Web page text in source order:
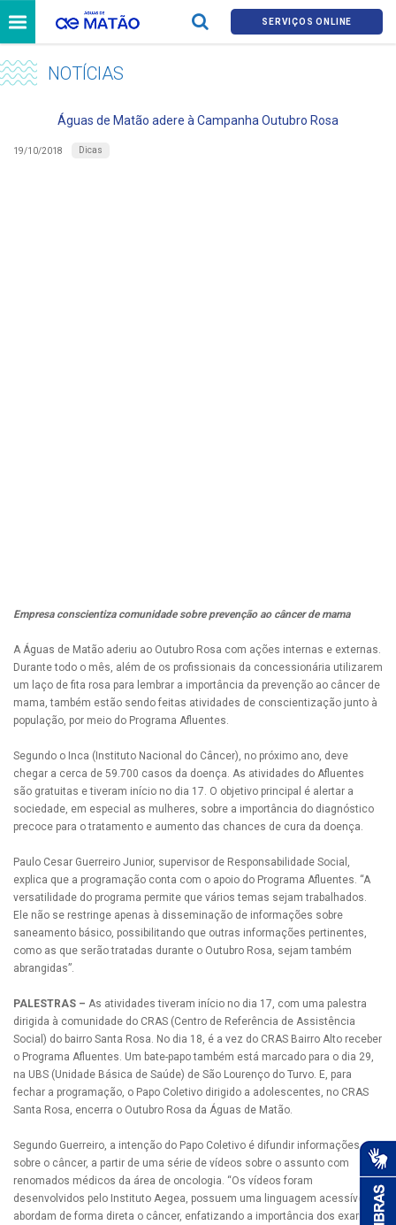
SERVIÇOS ONLINE
NOTÍCIAS
Águas de Matão adere à Campanha Outubro Rosa
19/10/2018 Dicas
Empresa conscientiza comunidade sobre prevenção ao câncer de mama
A Águas de Matão aderiu ao Outubro Rosa com ações internas e externas.
Durante todo o mês, além de os profissionais da concessionária utilizarem
um laço de fita rosa para lembrar a importância da prevenção ao câncer de
mama, também estão sendo feitas atividades de conscientização junto à
população, por meio do Programa Afluentes.
Segundo o Inca (Instituto Nacional do Câncer), no próximo ano, deve
chegar a cerca de 59.700 casos da doença. As atividades do Afluentes
são gratuitas e tiveram início no dia 17. O objetivo principal é alertar a
sociedade, em especial as mulheres, sobre a importância do diagnóstico
precoce para o tratamento e aumento das chances de cura da doença.
Paulo Cesar Guerreiro Junior, supervisor de Responsabilidade Social,
explica que a programação conta com o apoio do Programa Afluentes. “A
versatilidade do programa permite que vários temas sejam trabalhados.
Ele não se restringe apenas à disseminação de informações sobre
saneamento básico, possibilitando que outras informações pertinentes,
como as que serão tratadas durante o Outubro Rosa, sejam também
abrangidas”.
PALESTRAS – As atividades tiveram início no dia 17, com uma palestra
dirigida à comunidade do CRAS (Centro de Referência de Assistência
Social) do bairro Santa Rosa. No dia 18, é a vez do CRAS Bairro Alto receber
o Programa Afluentes. Um bate-papo também está marcado para o dia 29,
na UBS (Unidade Básica de Saúde) de São Lourenço do Turvo. E, para
fechar a programação, o Papo Coletivo dirigido a adolescentes, no CRAS
Santa Rosa, encerra o Outubro Rosa da Águas de Matão.
Segundo Guerreiro, a intenção do Papo Coletivo é difundir informações
sobre o câncer, a partir de uma série de vídeos sobre o assunto com
renomados médicos da área de oncologia. “Os vídeos foram
desenvolvidos pelo Instituto Aegea, possuem uma linguagem acessível e
abordam de forma direta o câncer, enfatizando a importância dos exames